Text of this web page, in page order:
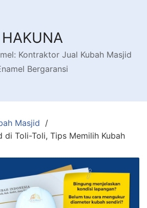
HAKUNA
Kontraktor Jual Kubah Masjid
Bergaransi
Masjid
di Toli-Toli, Tips Memilih Kubah